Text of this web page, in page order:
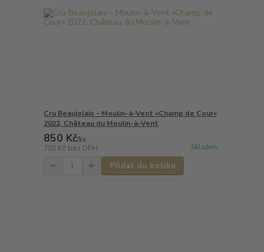
Cru Beaujolais - Moulin-à-Vent «Champ de Cour»
2022, Château du Moulin-à-Vent
850 Kč/ks
702 Kč bez DPH Skladem
Přidat do košíku